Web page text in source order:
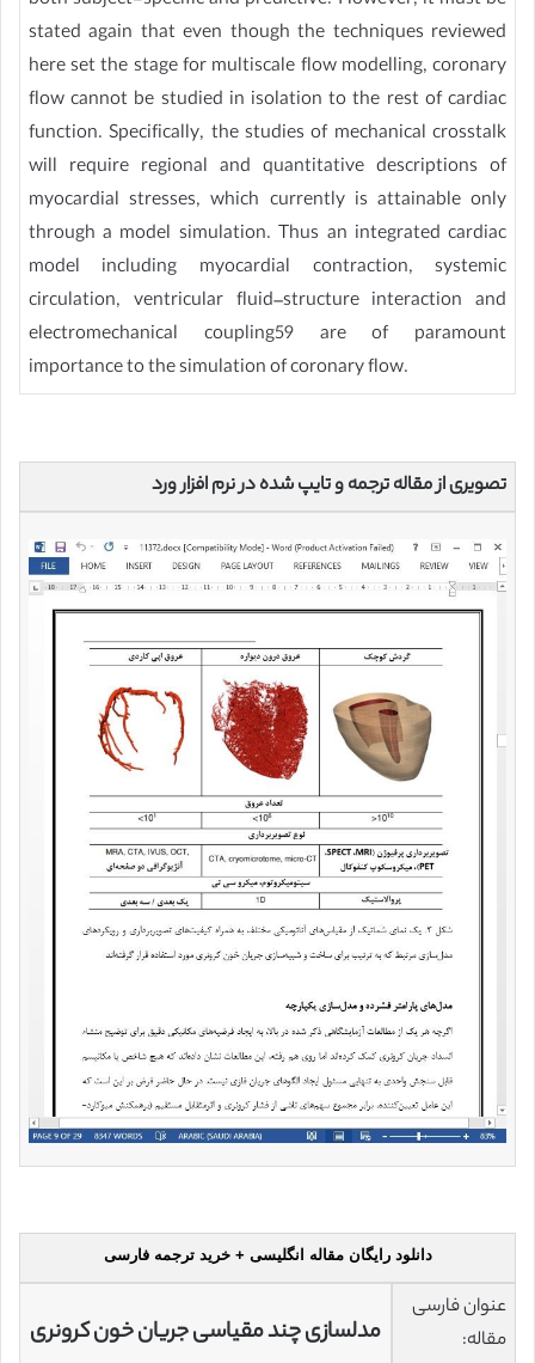
stated again that even though the techniques reviewed
here set the stage for multiscale flow modelling, coronary
flow cannot be studied in isolation to the rest of cardiac
function. Specifically, the studies of mechanical crosstalk
will require regional and quantitative descriptions of
myocardial stresses, which currently is attainable only
through a model simulation. Thus an integrated cardiac
model including myocardial contraction, systemic
circulation, ventricular fluid–structure interaction and
electromechanical coupling59 are of paramount
importance to the simulation of coronary flow.
تصویری از مقاله ترجمه و تایپ شده در نرم افزار ورد
دانلود رایگان مقاله انگلیسی + خرید ترجمه فارسی
عنوان فارسی
مقاله:
مدلسازی چند مقیاسی جریان خون کرونری